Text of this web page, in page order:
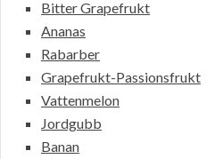
Bitter Grapefrukt
Ananas
Rabarber
Grapefrukt-Passionsfrukt
Vattenmelon
Jordgubb
Banan